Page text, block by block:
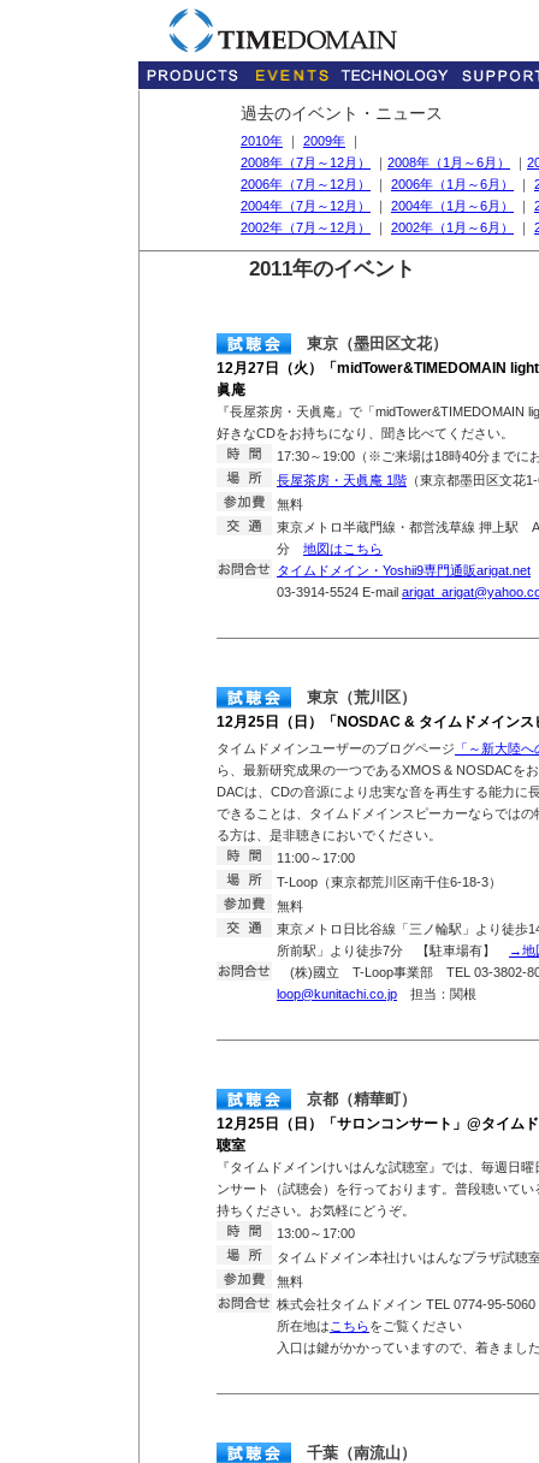
過去のイベント・ニュース
2010年 ｜ 2009年 ｜
2008年（7月～12月）
｜ 2008年（1月～6月） ｜
2006年（7月～12月）
｜ 2006年（1月～6月） ｜
2004年（7月～12月）
｜ 2004年（1月～6月） ｜
2002年（7月～12月）
｜ 2002年（1月～6月） ｜
2011年のイベント
東京（墨田区文花）
12月27日（火）「midTower&TIMEDOMAIN
眞庵
『長屋茶房・天眞庵』で「midTower&TIMEDOMAIN
好きなCDをお持ちになり、聞き比べてください。
17:30～19:00（※ご来場は18時40分までに
長屋茶房・天眞庵 1階 （東京都墨田区文花
無料
東京メトロ半蔵門線・都営浅草線 押上駅
分 地図はこちら
タイムドメイン・Yoshii9専門通販arigat.net
03-3914-5524 E-mail
東京（荒川区）
12月25日（日）「NOSDAC & タイムドメイン
タイムドメインユーザーのブログページ 「～新大陸
ら、最新研究成果の一つであるXMOS & NOSDACを
DACは、CDの音源により忠実な音を再生する能力に
できることは、タイムドメインスピーカーならでは
る方は、是非聴きにおいでください。
11:00～17:00
T-Loop（東京都荒川区南千住6-18-3）
無料
東京メトロ日比谷線「三ノ輪駅」より徒歩
所前駅」より徒歩7分 【駐車場有】
→地
(株)國立 T-Loop事業部 TEL 03-3802-
loop@kunitachi.co.jp 担当：関根
京都（精華町）
12月25日（日）「サロンコンサート」@タイム
聴室
『タイムドメインけいはんな試聴室』では、毎週日
ンサート（試聴会）を行っております。普段聴いて
持ちください。お気軽にどうぞ。
13:00～17:00
タイムドメイン本社けいはんなプラザ試聴
無料
株式会社タイムドメイン TEL 0774-95-5060
所在地は こちらをご覧ください
入口は鍵がかかっていますので、着きまし
千葉（南流山）